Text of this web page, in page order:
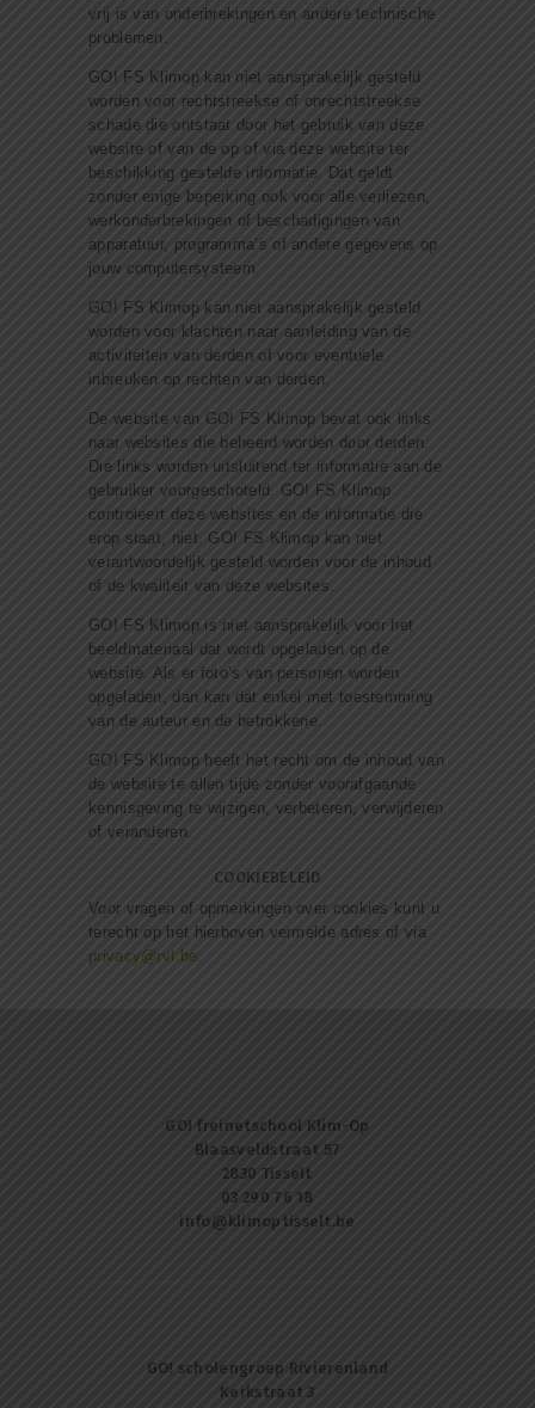
vrij is van onderbrekingen en andere technische
problemen.
GO! FS Klimop kan niet aansprakelijk gesteld
worden voor rechtstreekse of onrechtstreekse
schade die ontstaat door het gebruik van deze
website of van de op of via deze website ter
beschikking gestelde informatie. Dat geldt
zonder enige beperking ook voor alle verliezen,
werkonderbrekingen of beschadigingen van
apparatuur, programma’s of andere gegevens op
jouw computersysteem.
GO! FS Klimop kan niet aansprakelijk gesteld
worden voor klachten naar aanleiding van de
activiteiten van derden of voor eventuele
inbreuken op rechten van derden.
De website van GO! FS Klimop bevat ook links
naar websites die beheerd worden door derden.
Die links worden uitsluitend ter informatie aan de
gebruiker voorgeschoteld. GO! FS Klimop
controleert deze websites en de informatie die
erop staat, niet. GO! FS Klimop kan niet
verantwoordelijk gesteld worden voor de inhoud
of de kwaliteit van deze websites.
GO! FS Klimop is niet aansprakelijk voor het
beeldmateriaal dat wordt opgeladen op de
website. Als er foto’s van personen worden
opgeladen, dan kan dat enkel met toestemming
van de auteur en de betrokkene.
GO! FS Klimop heeft het recht om de inhoud van
de website te allen tijde zonder voorafgaande
kennisgeving te wijzigen, verbeteren, verwijderen
of veranderen.
COOKIEBELEID
Voor vragen of opmerkingen over cookies kunt u
terecht op het hierboven vermelde adres of via
privacy@rvl.be
GO! freinetschool Klim-Op
Blaasveldstraat 57
2830 Tisselt
03 290 76 18
info@klimoptisselt.be
GO! scholengroep Rivierenland
Kerkstraat 3